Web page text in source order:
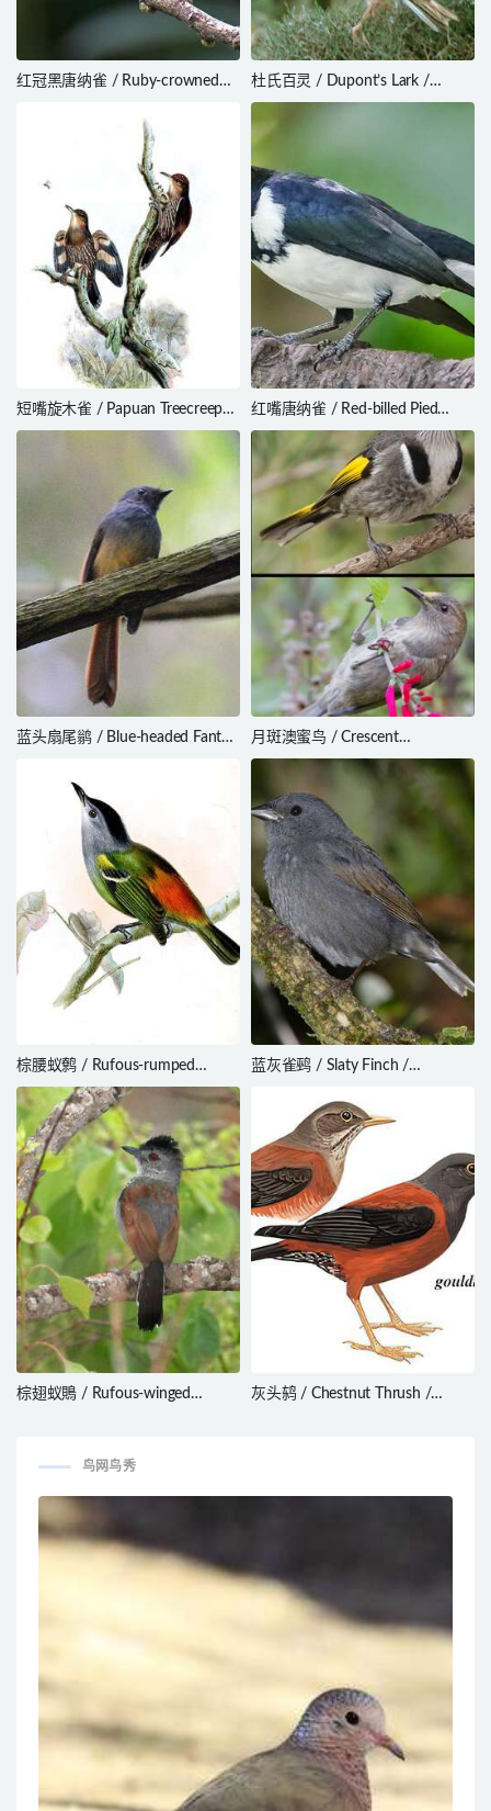
红冠黑唐纳雀 / Ruby-crowned
杜氏百灵 / Dupont’s Lark /
Chersophilus duponti
短嘴旋木雀 / Papuan Treecreeper
/ Cormobates placens
红嘴唐纳雀 / Red-billed Pied
Tanager / Lamprospiza
melanoleuca
蓝头扇尾鹟 / Blue-headed Fantail
月斑澳蜜鸟 / Crescent
Honeyeater / Phylidonyris
棕腰蚁鹩 / Rufous-rumped
Antwren / Euchrepomis callinota
蓝灰雀鹀 / Slaty Finch /
棕翅蚁鵙 / Rufous-winged
灰头鸫 / Chestnut Thrush /
鸟网鸟秀